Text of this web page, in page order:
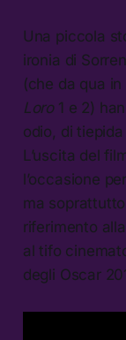
Una piccola
ironia di
(che da qua
Loro1 e 2)
odio, di
L’uscita del
l’occasione
ma
riferimento
al tifo
degli Oscar